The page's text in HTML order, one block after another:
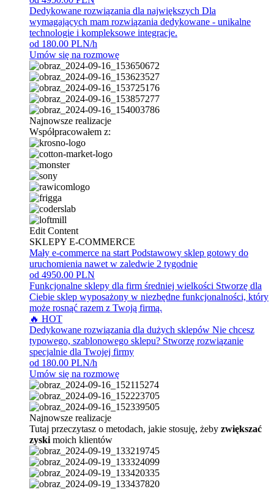
Dedykowane rozwiązania dla największych Dla
wymagających mam rozwiązania dedykowane - unikalne
technologie i kompleksowe integracje.
od 180.00 PLN/h
Umów się na rozmowę
Najnowsze realizacje
Współpracowałem z:
Edit Content
SKLEPY E-COMMERCE
Mały e-commerce na start Podstawowy sklep gotowy do
uruchomienia nawet w zaledwie 2 tygodnie
od 4950.00 PLN
Funkcjonalne sklepy dla firm średniej wielkości Stworzę dla
Ciebie sklep wyposażony w niezbędne funkcjonalności, który
może rosnąć razem z Twoją firmą.
🔥 HOT
Dedykowane rozwiązania dla dużych sklepów Nie chcesz
typowego, szablonowego sklepu? Stworzę rozwiązanie
specjalnie dla Twojej firmy
od 180.00 PLN/h
Umów się na rozmowę
Najnowsze realizacje
Tutaj przeczytasz o metodach, jakie stosuję, żeby zwiększać
zyski moich klientów